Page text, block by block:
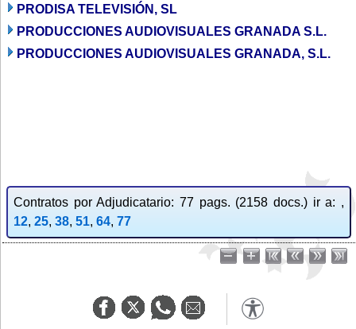
PRODISA TELEVISIÓN, SL
PRODUCCIONES AUDIOVISUALES GRANADA S.L.
PRODUCCIONES AUDIOVISUALES GRANADA, S.L.
Contratos por Adjudicatario: 77 pags. (2158 docs.) ir a: ,
12, 25, 38, 51, 64, 77